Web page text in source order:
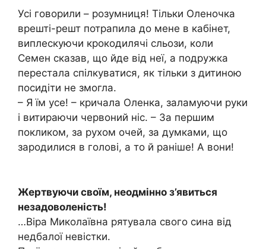
Усі говорили – розумниця! Тільки Оленочка
врешті-решт потрапила до мене в кабінет,
виплескуючи крокодилячі сльози, коли
Семен сказав, що йде від неї, а подружка
перестала спілкуватися, як тільки з дитиною
посидіти не змогла.
– Я їм усе! – кричала Оленка, заламуючи руки
і витираючи червоний ніс. – За першим
покликом, за рухом очей, за думками, що
зародилися в голові, а то й раніше! А вони!
Жертвуючи своїм, неодмінно з’явиться
незадоволеність!
…Віра Миколаївна рятувала свого сина від
недбалої невістки.